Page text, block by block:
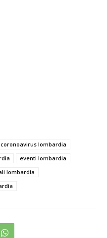
coronoavirus lombardia
eventi lombardia
lombardia